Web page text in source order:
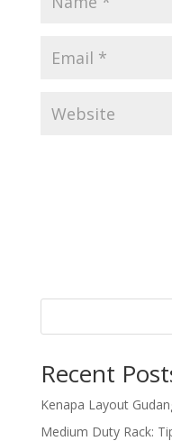
Recent
Kenapa Layout
Medium Duty Rack: